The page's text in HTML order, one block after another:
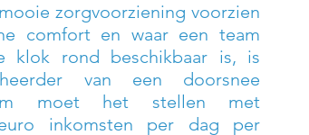
zorgvoorziening voorzien
comfort en waar een team
klok rond beschikbaar is, is
van een doorsnee
moet het stellen met
inkomsten per dag per